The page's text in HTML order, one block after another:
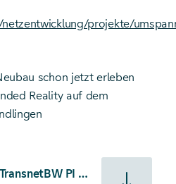
projekte/
schon jetzt erleben
Reality auf dem
07-21 TransnetBW PI Bürger-
2023-07-21 TransnetBW PI Bürger-Infomarkt Wendlingen